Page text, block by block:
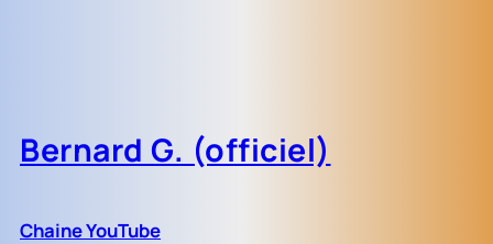
Bernard G. (officiel)
Chaine YouTube